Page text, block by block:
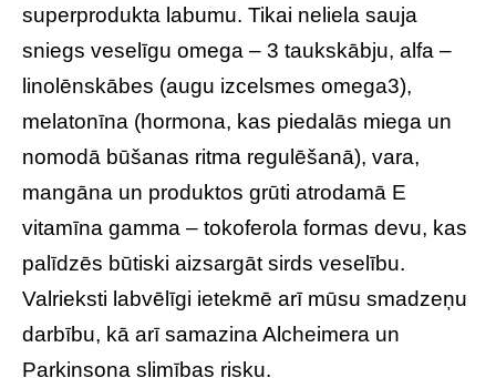
superprodukta labumu. Tikai neliela sauja
sniegs veselīgu omega – 3 taukskābju, alfa –
linolēnskābes (augu izcelsmes omega3),
melatonīna (hormona, kas piedalās miega un
nomodā būšanas ritma regulēšanā), vara,
mangāna un produktos grūti atrodamā E
vitamīna gamma – tokoferola formas devu, kas
palīdzēs būtiski aizsargāt sirds veselību.
Valrieksti labvēlīgi ietekmē arī mūsu smadzeņu
darbību, kā arī samazina Alcheimera un
Parkinsona slimības risku.